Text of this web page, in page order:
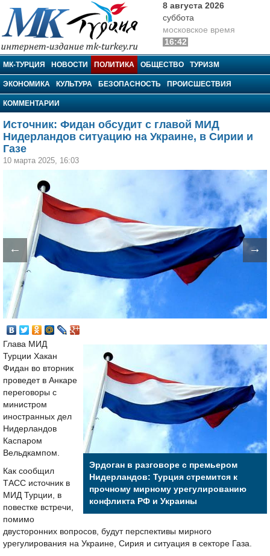
МК-Турция
8 августа 2026
суббота
московское время
16:42
МК-ТУРЦИЯ НОВОСТИ ПОЛИТИКА ОБЩЕСТВО ТУРИЗМ
ЭКОНОМИКА КУЛЬТУРА БЕЗОПАСНОСТЬ ПРОИСШЕСТВИЯ
КОММЕНТАРИИ
Источник: Фидан обсудит с главой МИД
Нидерландов ситуацию на Украине, в Сирии и
Газе
10 марта 2025, 16:03
← →
Эрдоган в разговоре с премьером
Нидерландов: Турция стремится к
прочному мирному урегулированию
конфликта РФ и Украины
Глава МИД
Турции Хакан
Фидан во вторник
проведет в Анкаре
переговоры с
министром
иностранных дел
Нидерландов
Каспаром
Вельдкампом.
Как сообщил
ТАСС источник в
МИД Турции, в
повестке встречи,
помимо
двусторонних вопросов, будут перспективы мирного
урегулирования на Украине, Сирия и ситуация в секторе Газа.